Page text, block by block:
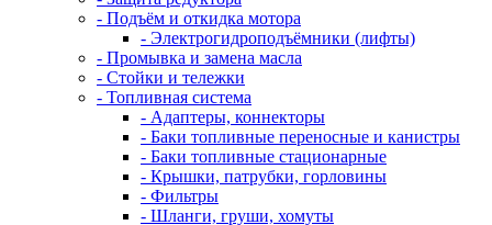
- Подъём и откидка мотора
- Электрогидроподъёмники (лифты)
- Промывка и замена масла
- Стойки и тележки
- Топливная система
- Адаптеры, коннекторы
- Баки топливные переносные и канистры
- Баки топливные стационарные
- Крышки, патрубки, горловины
- Фильтры
- Шланги, груши, хомуты